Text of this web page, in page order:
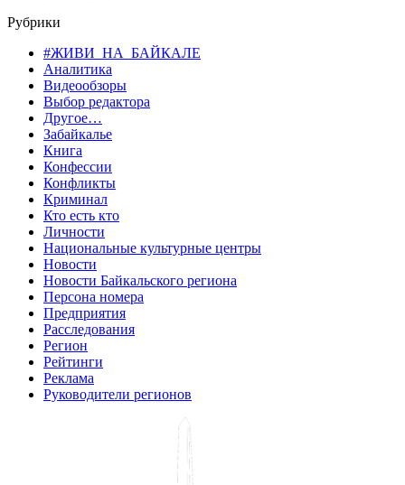
Рубрики
#ЖИВИ_НА_БАЙКАЛЕ
Аналитика
Видеообзоры
Выбор редактора
Другое…
Забайкалье
Книга
Конфессии
Конфликты
Криминал
Кто есть кто
Личности
Национальные культурные центры
Новости
Новости Байкальского региона
Персона номера
Предприятия
Расследования
Регион
Рейтинги
Реклама
Руководители регионов